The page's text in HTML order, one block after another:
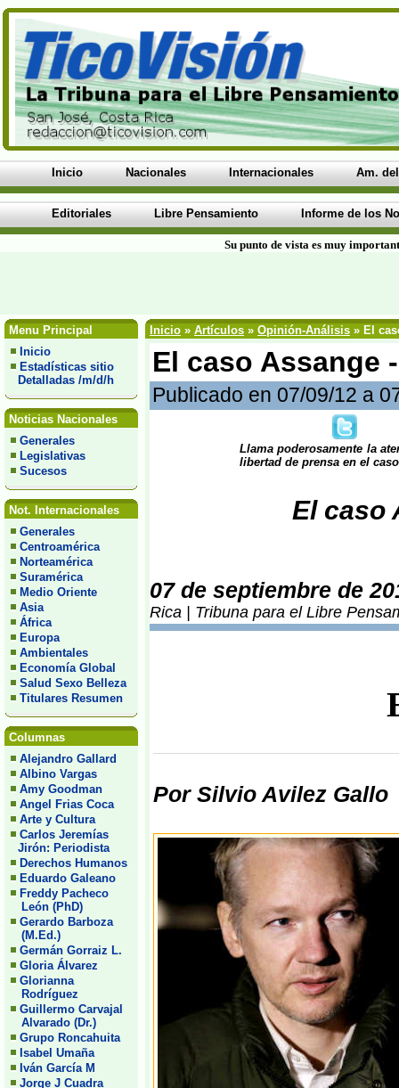
Inicio Nacionales Internacionales Am.
Editoriales Libre Pensamiento Informe de los
Su punto de vista es muy
Menu Principal
Inicio
Estadísticas sitio
Detalladas /m/d/h
Noticias Nacionales
Generales
Legislativas
Sucesos
Not. Internacionales
Generales
Centroamérica
Norteamérica
Suramérica
Medio Oriente
Asia
África
Europa
Ambientales
Economía Global
Salud Sexo Belleza
Titulares Resumen
Columnas
Alejandro Gallard
Albino Vargas
Amy Goodman
Angel Frias Coca
Arte y Cultura
Carlos Jeremías
Jirón: Periodista
Derechos Humanos
Eduardo Galeano
Freddy Pacheco
León (PhD)
Gerardo Barboza
(M.Ed.)
Germán Gorraiz L.
Gloria Álvarez
Glorianna
Rodríguez
Guillermo Carvajal
Alvarado (Dr.)
Grupo Roncahuita
Isabel Umaña
Iván García M
Jorge J Cuadra
Inicio » Artículos » Opinión-Análisis » El
El caso
Publicado en 07/09/12 a
Llama poderosamente la
libertad de prensa en el
El caso
07 de septiembre de
Rica | Tribuna para el Libre
Por Silvio Avilez Gallo